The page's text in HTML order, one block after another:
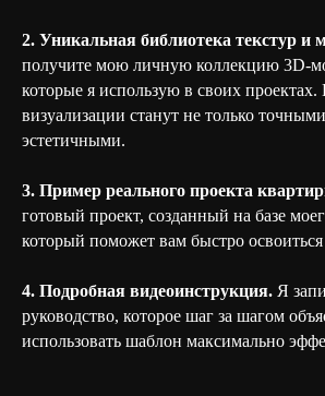
2. Уникальная библиотека текстур и
получите мою личную коллекцию 3D-
которые я использую в своих
визуализации станут не только
эстетичными.
3. Пример реального проекта
готовый проект, созданный на базе
который поможет вам быстро освоиться
4. Подробная видеоинструкция. Я
руководство, которое шаг за шагом
использовать шаблон максимально